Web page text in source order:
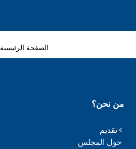
الصفحة الرئيسية
من نحن؟
تقديم
حول المجلس